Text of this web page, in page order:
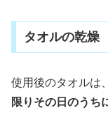
タオルの乾燥
使用後のタオルは
限りその日のうち